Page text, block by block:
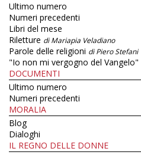
Ultimo numero
Numeri precedenti
Libri del mese
Riletture di Mariapia Veladiano
Parole delle religioni di Piero Stefani
"Io non mi vergogno del Vangelo"
DOCUMENTI
Ultimo numero
Numeri precedenti
MORALIA
Blog
Dialoghi
IL REGNO DELLE DONNE